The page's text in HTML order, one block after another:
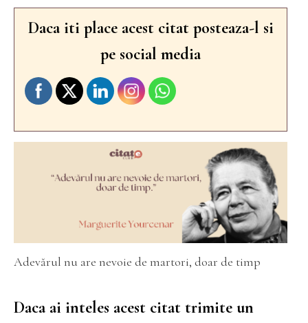
Daca iti place acest citat posteaza-l si
pe social media
Adevărul nu are nevoie de martori, doar de timp
Daca ai inteles acest citat trimite un